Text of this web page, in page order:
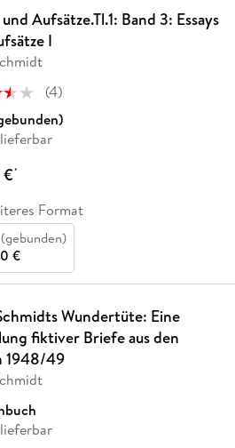
und Aufsätze.Tl.1: Band 3: Essays
I
(4)
*
Format
€
Wundertüte: Eine
fiktiver Briefe aus den
1948/49